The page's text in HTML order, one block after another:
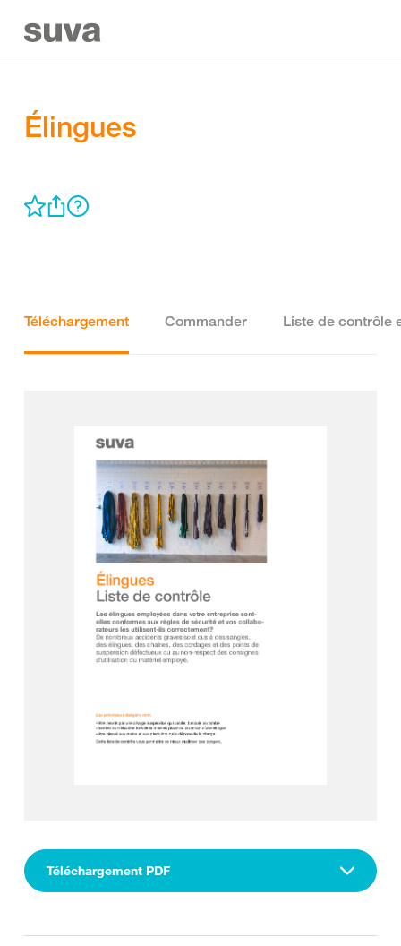
Élingues
Téléchargement Commander Liste de contrôle
Téléchargement PDF